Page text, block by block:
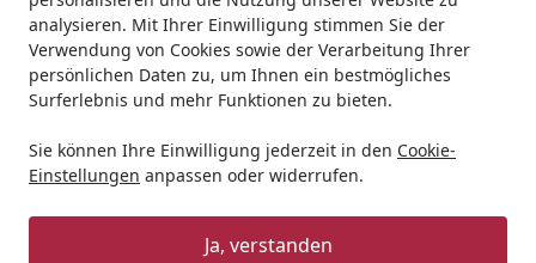
analysieren. Mit Ihrer Einwilligung stimmen Sie der
Verwendung von Cookies sowie der Verarbeitung Ihrer
persönlichen Daten zu, um Ihnen ein bestmögliches
Surferlebnis und mehr Funktionen zu bieten.
Sie können Ihre Einwilligung jederzeit in den Cookie-
Einstellungen anpassen oder widerrufen.
Ja, verstanden
Almo Nature HFC Natural 150g
Dose Katzennassfutter Thunfisch
und Garnelen